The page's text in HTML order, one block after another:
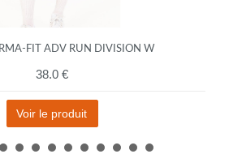
FIT ADV RUN DIVISION W
38.0 €
Voir le produit